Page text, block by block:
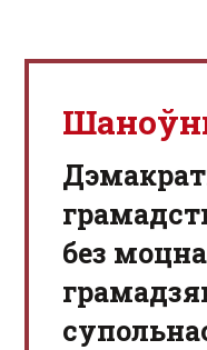
без